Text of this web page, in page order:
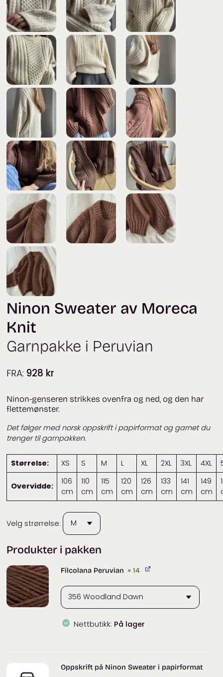
Ninon Sweater av Moreca
Knit
Garnpakke i Peruvian
FRA: 928 kr
Ninon-genseren strikkes ovenfra og ned, og den har
flettemønster.
Det følger med norsk oppskrift i papirformat og garnet du
trenger til garnpakken.
Størrelse: XS S M L XL 2XL 3XL 4XL
Overvidde:
106
cm
110
cm
115
cm
120
cm
126
cm
133
cm
141
cm
149
cm
Velg strørrelse:
Produkter i pakken
Filcolana Peruvian × 14
Nettbutikk: På lager
antall
Oppskrift på Ninon Sweater i papirformat